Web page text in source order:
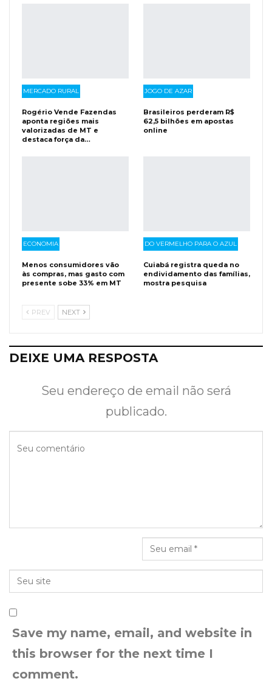
MERCADO RURAL
Rogério Vende Fazendas
aponta regiões mais
valorizadas de MT e
destaca força da…
JOGO DE AZAR
Brasileiros perderam R$
62,5 bilhões em apostas
online
ECONOMIA
Menos consumidores vão
às compras, mas gasto com
presente sobe 33% em MT
DO VERMELHO PARA O AZUL
Cuiabá registra queda no
endividamento das famílias,
mostra pesquisa
PREV NEXT
DEIXE UMA RESPOSTA
Seu endereço de email não será
publicado.
Save my name, email, and website in
this browser for the next time I
comment.